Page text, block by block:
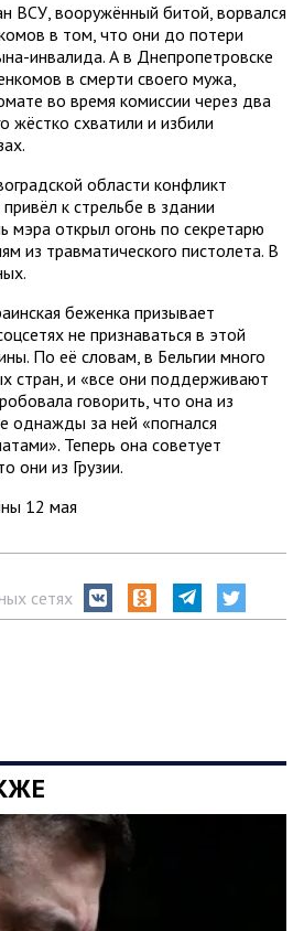
ВСУ, вооружённый битой, ворвался
в том, что они до потери
инвалида. А в Днепропетровске
в смерти своего мужа,
во время комиссии через два
жёстко схватили и избили
области конфликт
к стрельбе в здании
мэра открыл огонь по секретарю
из травматического пистолета. В
беженка призывает
не признаваться в этой
По её словам, в Бельгии много
стран, и «все они поддерживают
говорить, что она из
однажды за ней «погнался
Теперь она советует
они из Грузии.
12 мая
сетях